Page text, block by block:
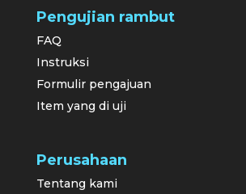
Pengujian rambut
FAQ
Instruksi
Formulir pengajuan
Item yang di uji
Perusahaan
Tentang kami